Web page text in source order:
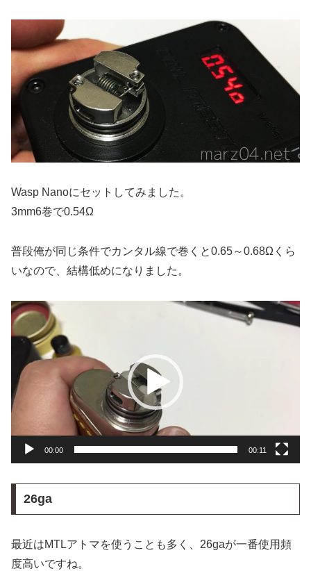
Wasp Nanoにセットしてみました。
3mm6巻で0.54Ω
普段俺が同じ条件でカンタル線で巻くと0.65～0.68Ωくら
いなので、結構低めになりました。
動
画
ー
ヤ
00:00 00:11
26ga
最近はMTLアトマを使うことも多く、26gaが一番使用頻
度高いですね。